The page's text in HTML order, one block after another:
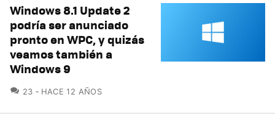
Windows 8.1 Update 2
podría ser anunciado
pronto en WPC, y quizás
veamos también a
Windows 9
23 COMENTARIOS
HACE 12 AÑOS